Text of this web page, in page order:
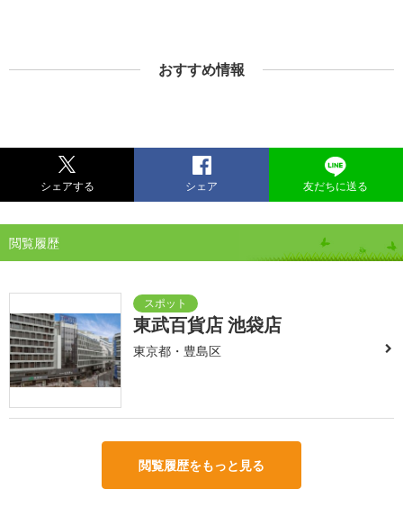
おすすめ情報
シェアする シェア 友だちに送る
閲覧履歴
東武百貨店 池袋店
東京都・豊島区
閲覧履歴をもっと見る